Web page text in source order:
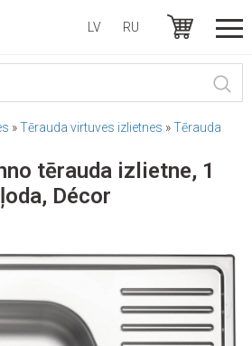
LV RU
»Tērauda virtuves izlietnes »Tērauda
tērauda izlietne, 1
Décor